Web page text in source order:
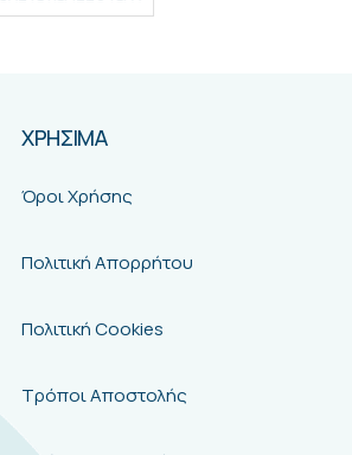
ΧΡΗΣΙΜΑ
Όροι Χρήσης
Πολιτική Απορρήτου
Πολιτική Cookies
Τρόποι Αποστολής